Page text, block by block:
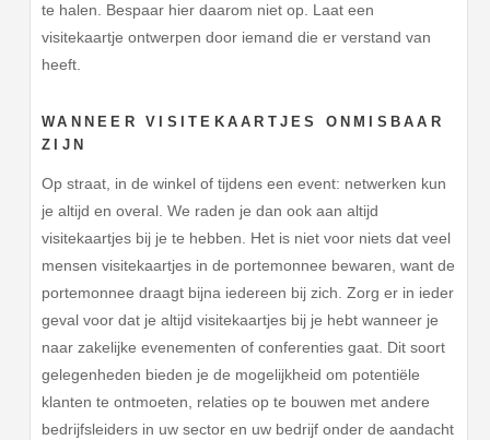
te halen. Bespaar hier daarom niet op. Laat een
visitekaartje ontwerpen door iemand die er verstand van
heeft.
WANNEER VISITEKAARTJES ONMISBAAR
ZIJN
Op straat, in de winkel of tijdens een event: netwerken kun
je altijd en overal. We raden je dan ook aan altijd
visitekaartjes bij je te hebben. Het is niet voor niets dat veel
mensen visitekaartjes in de portemonnee bewaren, want de
portemonnee draagt bijna iedereen bij zich. Zorg er in ieder
geval voor dat je altijd visitekaartjes bij je hebt wanneer je
naar zakelijke evenementen of conferenties gaat. Dit soort
gelegenheden bieden je de mogelijkheid om potentiële
klanten te ontmoeten, relaties op te bouwen met andere
bedrijfsleiders in uw sector en uw bedrijf onder de aandacht